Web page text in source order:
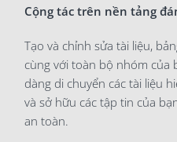
Cộng tác trên nền tảng
Tạo và chỉnh sửa tài liệu,
cùng với toàn bộ nhóm của
dàng di chuyển các tài liệu
và sở hữu các tập tin của
an toàn.